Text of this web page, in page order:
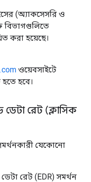
(অ্যাকসেসরি ও
বিভাগগুলিতে
করা হয়েছে।
ওয়েবসাইটে
হবে।
ডেটা রেট (ক্লাসিক
সমর্থনকারী যেকোনো
রেট (EDR) সমর্থন